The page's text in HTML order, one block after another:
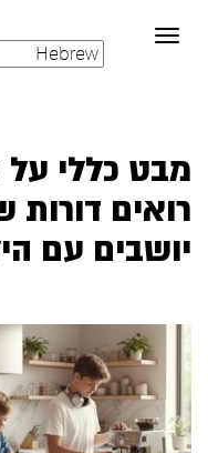
Toggle
navigation
מבט כללי על
רואים דורות
יושבים עם